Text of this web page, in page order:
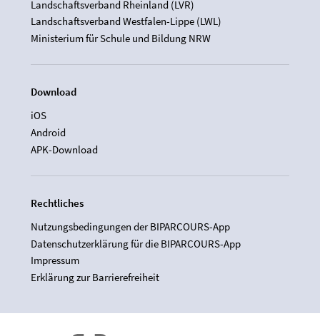
Landschaftsverband Rheinland (LVR)
Landschaftsverband Westfalen-Lippe (LWL)
Ministerium für Schule und Bildung NRW
Download
iOS
Android
APK-Download
Rechtliches
Nutzungsbedingungen der BIPARCOURS-App
Datenschutzerklärung für die BIPARCOURS-App
Impressum
Erklärung zur Barrierefreiheit